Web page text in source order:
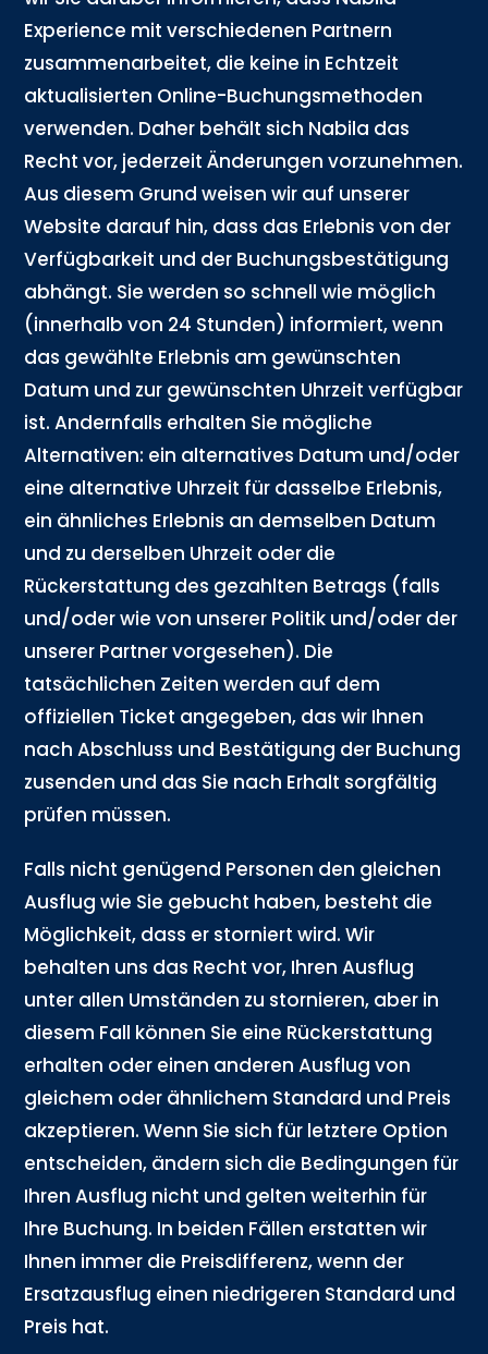
Experience mit verschiedenen Partnern
zusammenarbeitet, die keine in Echtzeit
aktualisierten Online-Buchungsmethoden
verwenden. Daher behält sich Nabila das
Recht vor, jederzeit Änderungen vorzunehmen.
Aus diesem Grund weisen wir auf unserer
Website darauf hin, dass das Erlebnis von der
Verfügbarkeit und der Buchungsbestätigung
abhängt. Sie werden so schnell wie möglich
(innerhalb von 24 Stunden) informiert, wenn
das gewählte Erlebnis am gewünschten
Datum und zur gewünschten Uhrzeit verfügbar
ist. Andernfalls erhalten Sie mögliche
Alternativen: ein alternatives Datum und/oder
eine alternative Uhrzeit für dasselbe Erlebnis,
ein ähnliches Erlebnis an demselben Datum
und zu derselben Uhrzeit oder die
Rückerstattung des gezahlten Betrags (falls
und/oder wie von unserer Politik und/oder der
unserer Partner vorgesehen). Die
tatsächlichen Zeiten werden auf dem
offiziellen Ticket angegeben, das wir Ihnen
nach Abschluss und Bestätigung der Buchung
zusenden und das Sie nach Erhalt sorgfältig
prüfen müssen.
Falls nicht genügend Personen den gleichen
Ausflug wie Sie gebucht haben, besteht die
Möglichkeit, dass er storniert wird. Wir
behalten uns das Recht vor, Ihren Ausflug
unter allen Umständen zu stornieren, aber in
diesem Fall können Sie eine Rückerstattung
erhalten oder einen anderen Ausflug von
gleichem oder ähnlichem Standard und Preis
akzeptieren. Wenn Sie sich für letztere Option
entscheiden, ändern sich die Bedingungen für
Ihren Ausflug nicht und gelten weiterhin für
Ihre Buchung. In beiden Fällen erstatten wir
Ihnen immer die Preisdifferenz, wenn der
Ersatzausflug einen niedrigeren Standard und
Preis hat.